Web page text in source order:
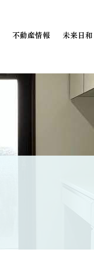
不動産情報 未来日和